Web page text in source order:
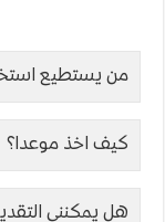
من يستطيع
كيف اخذ موعدا؟
هل يمكنني